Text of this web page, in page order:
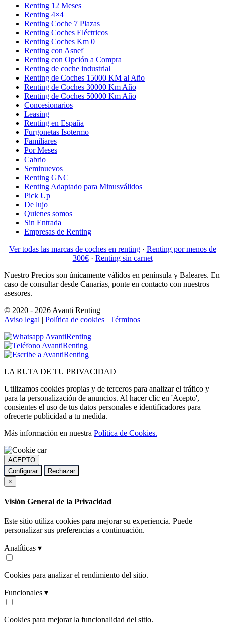
Renting 12 Meses
Renting 4×4
Renting Coche 7 Plazas
Renting Coches Eléctricos
Renting Coches Km 0
Renting con Asnef
Renting con Opción a Compra
Renting de coche industrial
Renting de Coches 15000 KM al Año
Renting de Coches 30000 Km Año
Renting de Coches 50000 Km Año
Concesionarios
Leasing
Renting en España
Furgonetas Isotermo
Familiares
Por Meses
Cabrio
Seminuevos
Renting GNC
Renting Adaptado para Minusválidos
Pick Up
De lujo
Quienes somos
Sin Entrada
Empresas de Renting
Ver todas las marcas de coches en renting· Renting por menos de
300€· Renting sin carnet
Nuestro Precios son únicamente válidos en península y Baleares. En
caso de consultar desde Canarias, ponte en contacto con nuestros
asesores.
© 2020 - 2026 Avanti Renting
Aviso legal | Política de cookies | Términos
LA RUTA DE TU PRIVACIDAD
Utilizamos cookies propias y de terceros para analizar el tráfico y
para la personalización de anuncios. Al hacer clic en 'Acepto',
consientes el uso de tus datos personales e identificadores para
ofrecerte publicidad a tu medida.
Más información en nuestra Política de Cookies.
ACEPTO
Configurar
Rechazar
×
Visión General de la Privacidad
Este sitio utiliza cookies para mejorar su experiencia. Puede
personalizar sus preferencias a continuación.
Analíticas ▾
Cookies para analizar el rendimiento del sitio.
Funcionales ▾
Cookies para mejorar la funcionalidad del sitio.